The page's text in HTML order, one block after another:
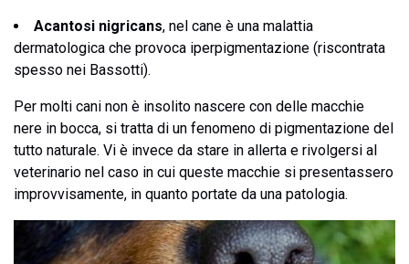
Acantosi nigricans, nel cane è una malattia
dermatologica che provoca iperpigmentazione (riscontrata
spesso nei Bassotti).
Per molti cani non è insolito nascere con delle macchie
nere in bocca, si tratta di un fenomeno di pigmentazione del
tutto naturale. Vi è invece da stare in allerta e rivolgersi al
veterinario nel caso in cui queste macchie si presentassero
improvvisamente, in quanto portate da una patologia.